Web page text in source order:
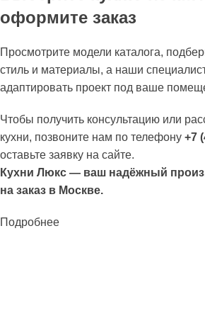
оформите заказ
Просмотрите модели каталога,
стиль и материалы, а наши
адаптировать проект под ваше
Чтобы получить консультацию или
кухни, позвоните нам по телефону +7
оставьте заявку на сайте.
Кухни Люкс — ваш надёжный
на заказ в Москве.
Подробнее